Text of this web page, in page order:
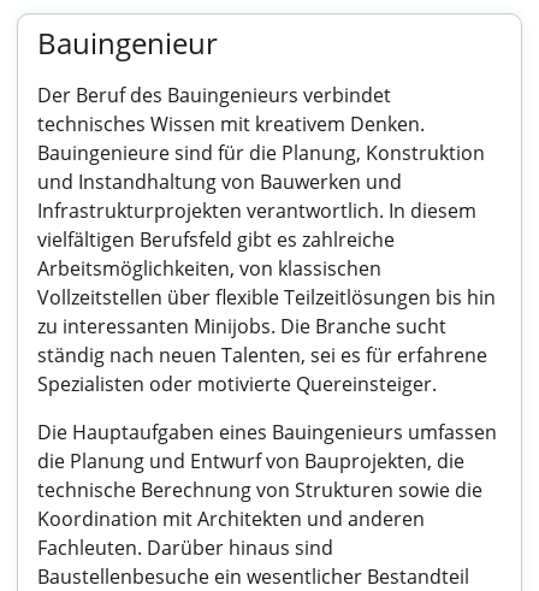
Bauingenieur
Der Beruf des Bauingenieurs verbindet
technisches Wissen mit kreativem Denken.
Bauingenieure sind für die Planung, Konstruktion
und Instandhaltung von Bauwerken und
Infrastrukturprojekten verantwortlich. In diesem
vielfältigen Berufsfeld gibt es zahlreiche
Arbeitsmöglichkeiten, von klassischen
Vollzeitstellen über flexible Teilzeitlösungen bis hin
zu interessanten Minijobs. Die Branche sucht
ständig nach neuen Talenten, sei es für erfahrene
Spezialisten oder motivierte Quereinsteiger.
Die Hauptaufgaben eines Bauingenieurs umfassen
die Planung und Entwurf von Bauprojekten, die
technische Berechnung von Strukturen sowie die
Koordination mit Architekten und anderen
Fachleuten. Darüber hinaus sind
Baustellenbesuche ein wesentlicher Bestandteil